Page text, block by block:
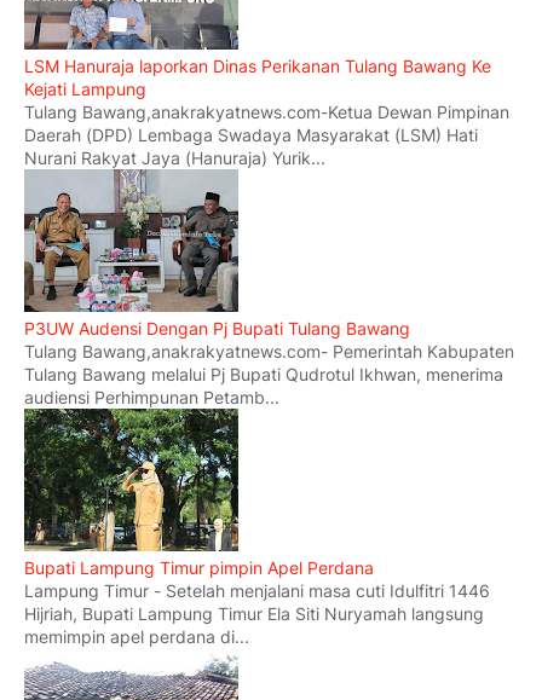
LSM Hanuraja laporkan Dinas Perikanan Tulang Bawang Ke
Kejati Lampung
Tulang Bawang,anakrakyatnews.com-Ketua Dewan Pimpinan
Daerah (DPD) Lembaga Swadaya Masyarakat (LSM) Hati
Nurani Rakyat Jaya (Hanuraja) Yurik...
P3UW Audensi Dengan Pj Bupati Tulang Bawang
Tulang Bawang,anakrakyatnews.com- Pemerintah Kabupaten
Tulang Bawang melalui Pj Bupati Qudrotul Ikhwan, menerima
audiensi Perhimpunan Petamb...
Bupati Lampung Timur pimpin Apel Perdana
Lampung Timur - Setelah menjalani masa cuti Idulfitri 1446
Hijriah, Bupati Lampung Timur Ela Siti Nuryamah langsung
memimpin apel perdana di...